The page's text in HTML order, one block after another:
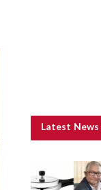
Latest News